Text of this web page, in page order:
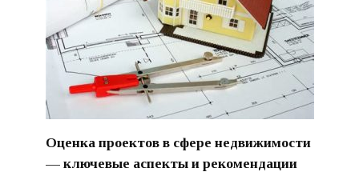
Оценка проектов в сфере недвижимости
— ключевые аспекты и рекомендации